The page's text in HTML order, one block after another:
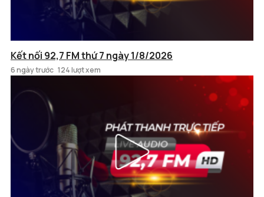
Kết nối 92,7 FM thứ 7 ngày 1/8/2026
6 ngày trước 124 lượt xem